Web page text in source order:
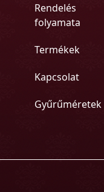
Rendelés
folyamata
Termékek
Kapcsolat
Gyűrűméretek